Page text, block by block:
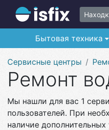
Бытовая техника
Сервисные центры
Ремонт
Мы нашли для вас 1
пользователей. При
наличие дополнительных